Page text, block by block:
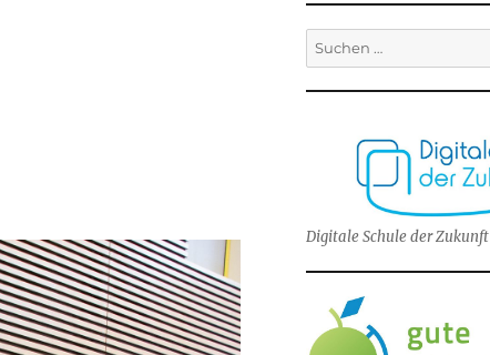
Suchen
nach:
Digitale Schule der Zukunft